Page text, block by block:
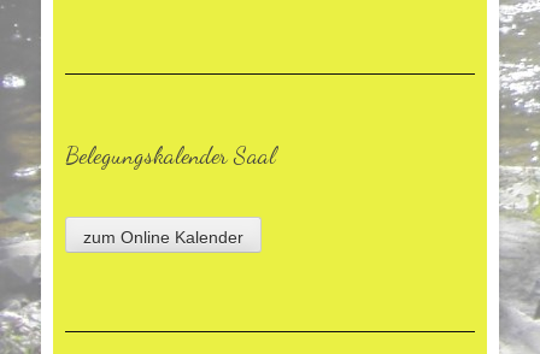
Belegungskalender Saal
zum Online Kalender